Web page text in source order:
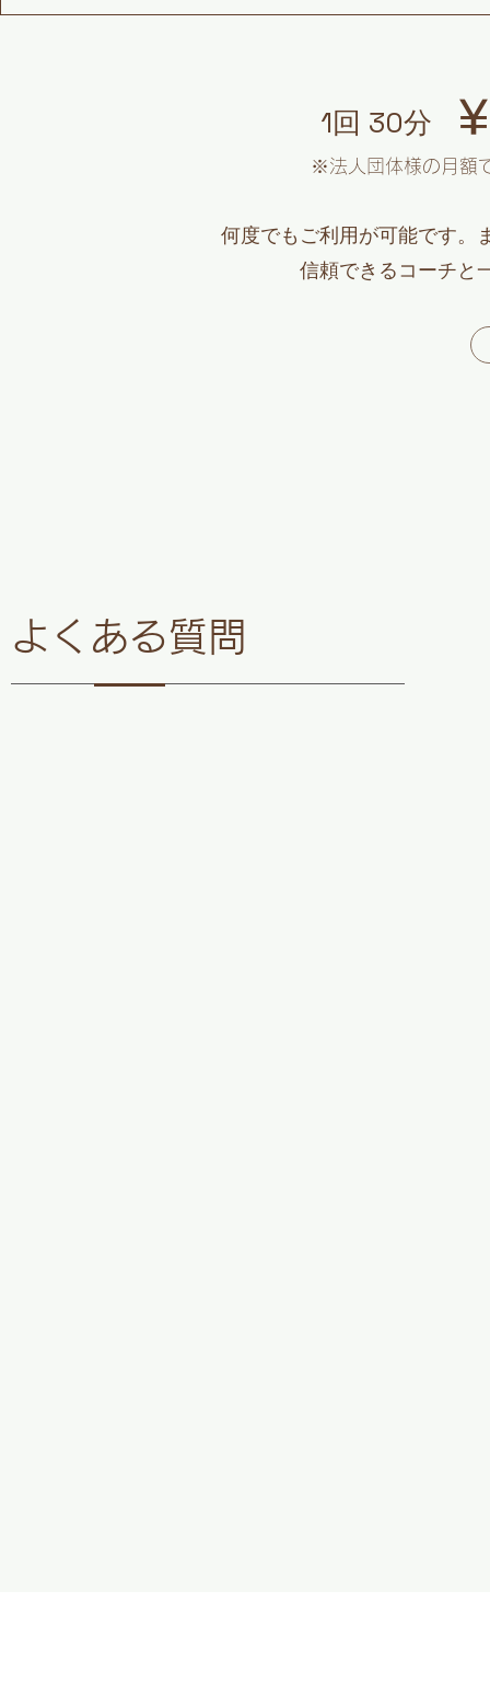
​1回 30分
※法人団体様の月額
何度でもご利用が可能です。
信頼できるコーチと
よくある質問